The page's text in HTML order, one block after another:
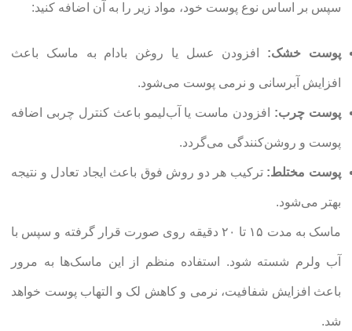
سپس بر اساس نوع پوست خود، مواد زیر را به آن اضافه کنید:
پوست خشک: افزودن عسل یا روغن بادام به ماسک باعث
افزایش آبرسانی و نرمی پوست می‌شود.
پوست چرب: افزودن ماست یا آب‌لیمو باعث کنترل چربی اضافه
پوست و روشن‌کنندگی می‌گردد.
پوست مختلط: ترکیب هر دو روش فوق باعث ایجاد تعادل و نتیجه
بهتر می‌شود.
ماسک به مدت ۱۵ تا ۲۰ دقیقه روی صورت قرار گرفته و سپس با
آب ولرم شسته شود. استفاده منظم از این ماسک‌ها به مرور
باعث افزایش شفافیت، نرمی و کاهش لک و التهاب پوست خواهد
شد.